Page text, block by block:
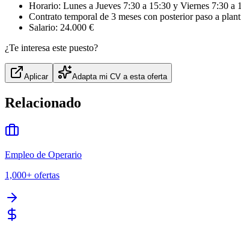
Horario: Lunes a Jueves 7:30 a 15:30 y Viernes 7:30 a
Contrato temporal de 3 meses con posterior paso a
Salario: 24.000 €
¿Te interesa este puesto?
Aplicar Adapta mi CV a esta oferta
Relacionado
Empleo de Operario
1,000+ ofertas